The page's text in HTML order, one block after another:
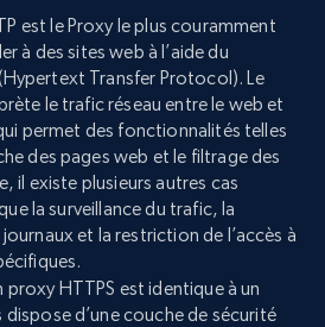
est le Proxy le plus couramment
à des sites web à l’aide du
Transfer Protocol). Le
le trafic réseau entre le web et
permet des fonctionnalités telles
des pages web et le filtrage des
il existe plusieurs autres cas
la surveillance du trafic, la
et la restriction de l’accès à
proxy HTTPS est identique à un
d’une couche de sécurité